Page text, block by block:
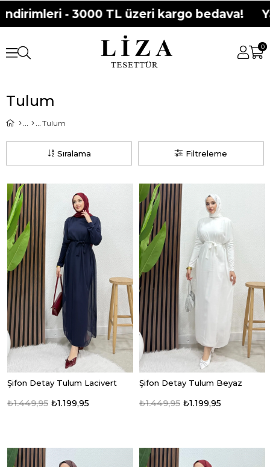
- 3000 TL üzeri kargo bedava!
0
Tulum
Tulum
Filtreleme
Sıralama
Şifon Detay Tulum Lacivert
₺1.199,95
₺1.449,95
Şifon Detay Tulum Beyaz
₺1.199,95
₺1.449,95